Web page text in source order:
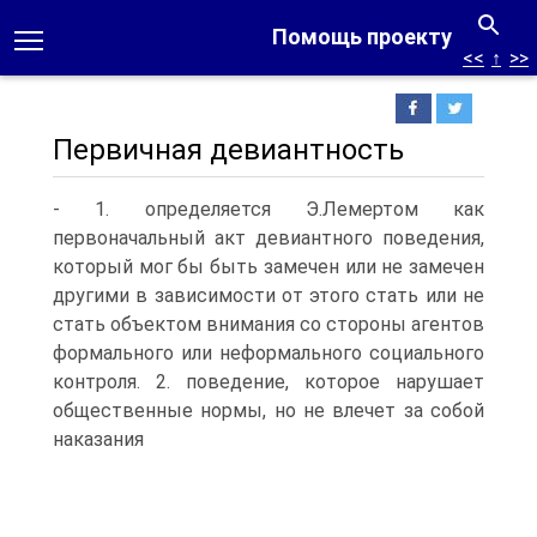
Помощь проекту
<< ↑ >>
Первичная девиантность
- 1. определяется Э.Лемертом как
первоначальный акт девиантного поведения,
который мог бы быть замечен или не замечен
другими в зависимости от этого стать или не
стать объектом внимания со стороны агентов
формального или неформального социального
контроля. 2. поведение, которое нарушает
общественные нормы, но не влечет за собой
наказания